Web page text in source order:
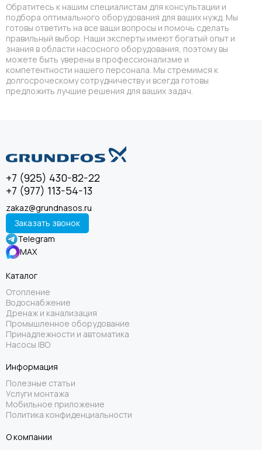
Обратитесь к нашим специалистам для консультации и
подбора оптимального оборудования для ваших нужд. Мы
готовы ответить на все ваши вопросы и помочь сделать
правильный выбор. Наши эксперты имеют богатый опыт и
знания в области насосного оборудования, поэтому вы
можете быть уверены в профессионализме и
компетентности нашего персонала. Мы стремимся к
долгосроческому сотрудничеству и всегда готовы
предложить лучшие решения для ваших задач.
+7 (925) 430-82-22
+7 (977) 113-54-13
zakaz@grundnasos.ru
Заказать звонок
Telegram
MAX
Каталог
Отопление
Водоснабжение
Дренаж и канализация
Промышленное оборудование
Принадлежности и автоматика
Насосы IBO
Информация
Полезные статьи
Услуги монтажа
Мобильное приложение
Политика конфиденциальности
О компании